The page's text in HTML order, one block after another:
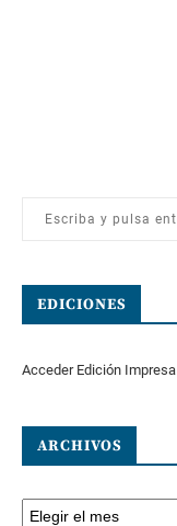
EDICIONES
Acceder Edición Impresa
ARCHIVOS